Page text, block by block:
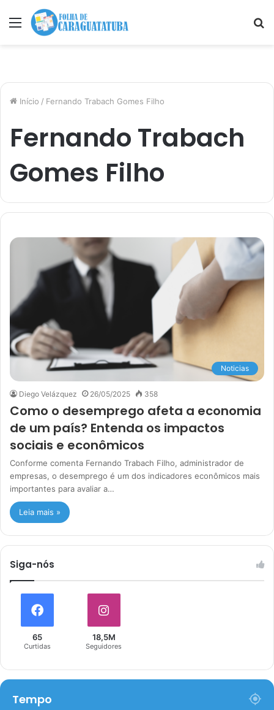
Menu
Início / Fernando Trabach Gomes Filho
Fernando Trabach
Gomes Filho
Noticias
Diego Velázquez 26/05/2025 358
Como o desemprego afeta a economia
de um país? Entenda os impactos
sociais e econômicos
Conforme comenta Fernando Trabach Filho, administrador de
empresas, o desemprego é um dos indicadores econômicos mais
importantes para avaliar a…
Leia mais »
Siga-nós
65
Curtidas
18,5M
Seguidores
Tempo